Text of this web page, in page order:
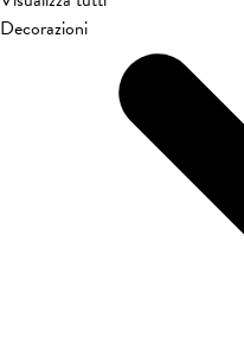
Decorazioni